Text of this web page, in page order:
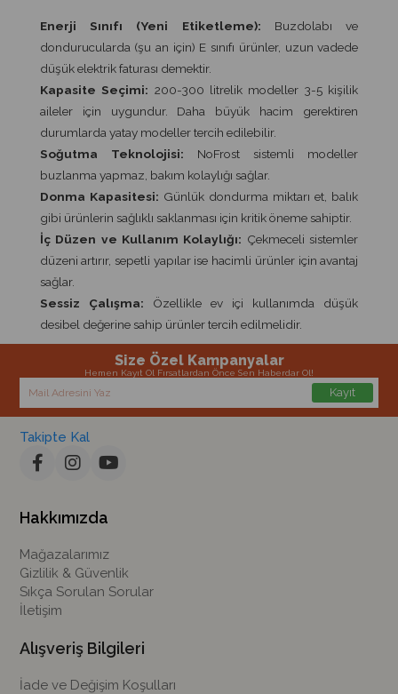
Enerji Sınıfı (Yeni Etiketleme): Buzdolabı ve
dondurucularda (şu an için) E sınıfı ürünler, uzun vadede
düşük elektrik faturası demektir.
Kapasite Seçimi: 200-300 litrelik modeller 3-5 kişilik
aileler için uygundur. Daha büyük hacim gerektiren
durumlarda yatay modeller tercih edilebilir.
Soğutma Teknolojisi: NoFrost sistemli modeller
buzlanma yapmaz, bakım kolaylığı sağlar.
Donma Kapasitesi: Günlük dondurma miktarı et, balık
gibi ürünlerin sağlıklı saklanması için kritik öneme sahiptir.
İç Düzen ve Kullanım Kolaylığı: Çekmeceli sistemler
düzeni artırır, sepetli yapılar ise hacimli ürünler için avantaj
sağlar.
Sessiz Çalışma: Özellikle ev içi kullanımda düşük
desibel değerine sahip ürünler tercih edilmelidir.
Size Özel Kampanyalar
Hemen Kayıt Ol Fırsatlardan Önce Sen Haberdar Ol!
Kayıt
Takipte Kal
Hakkımızda
Mağazalarımız
Gizlilik & Güvenlik
Sıkça Sorulan Sorular
İletişim
Alışveriş Bilgileri
İade ve Değişim Koşulları